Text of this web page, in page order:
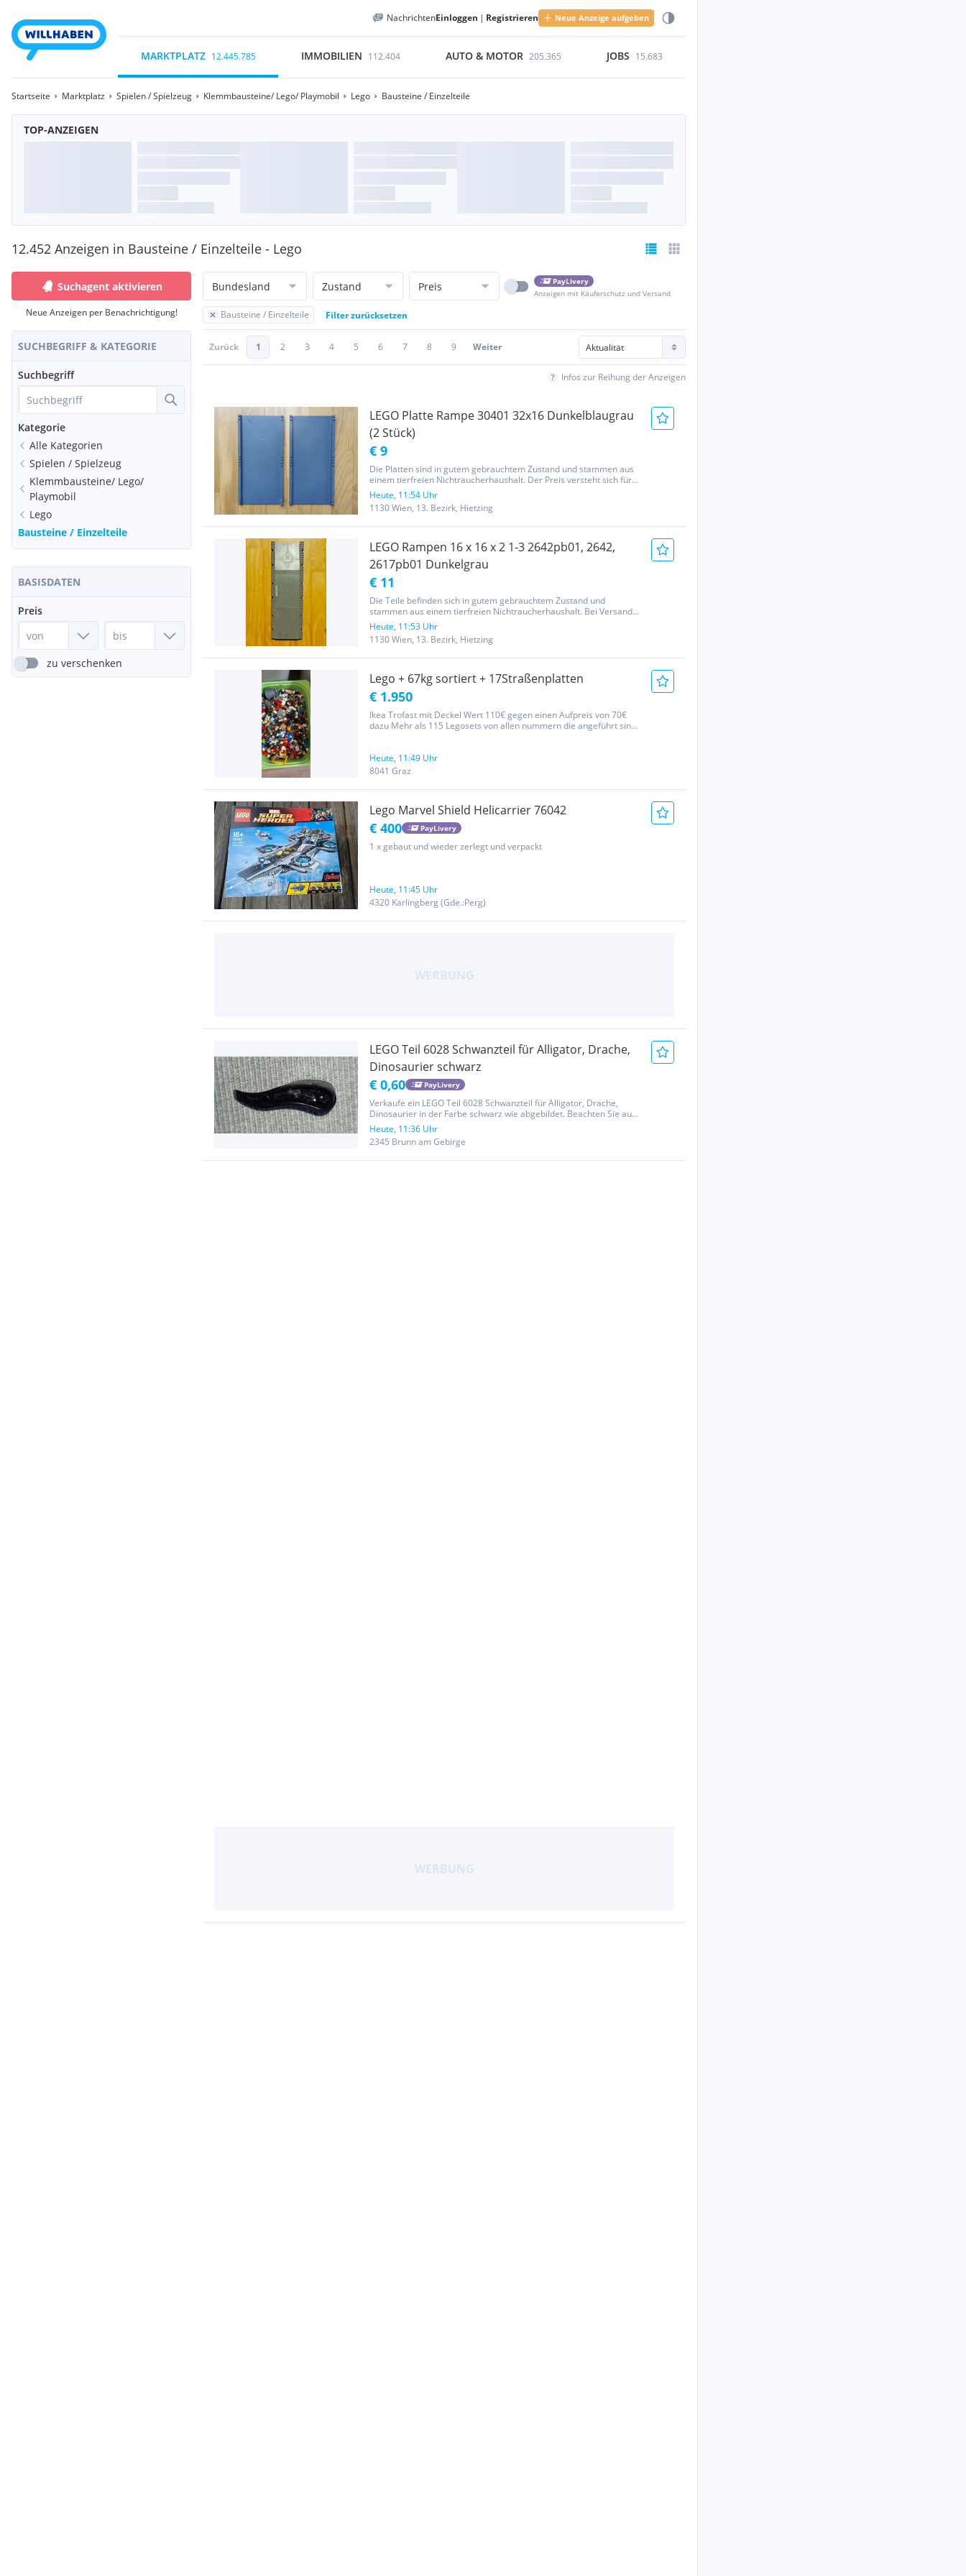
NachrichtenEinloggen | Registrieren Neue Anzeige aufgeben
MARKTPLATZ 12.445.785 IMMOBILIEN 112.404 AUTO & MOTOR 205.365 JOBS 15.683
Startseite Marktplatz Spielen / Spielzeug Klemmbausteine/ Lego/ Playmobil Lego Bausteine / Einzelteile
TOP-ANZEIGEN
12.452 Anzeigen in Bausteine / Einzelteile - Lego
Suchagent aktivieren
Neue Anzeigen per Benachrichtigung!
SUCHBEGRIFF & KATEGORIE
Suchbegriff
Kategorie
Alle Kategorien
Spielen / Spielzeug
Klemmbausteine/ Lego/
Playmobil
Lego
Bausteine / Einzelteile
BASISDATEN
Preis
zu verschenken
Bundesland Zustand Preis
PayLivery
Anzeigen mit Käuferschutz und Versand
Bausteine / Einzelteile Filter zurücksetzen
Zurück 1 2 3 4 5 6 7 8 9 Weiter
Infos zur Reihung der Anzeigen
LEGO Platte Rampe 30401 32x16 Dunkelblaugrau
(2 Stück)
€ 9
Die Platten sind in gutem gebrauchtem Zustand und stammen aus
einem tierfreien Nichtraucherhaushalt. Der Preis versteht sich für
beide Platten zusammen. Bei Versand trägt der Käufer die
Versandkosten. Ich versende nach Vorkasse je nach Größe
innerhalb...
Heute, 11:54 Uhr
1130 Wien, 13. Bezirk, Hietzing
LEGO Rampen 16 x 16 x 2 1-3 2642pb01, 2642,
2617pb01 Dunkelgrau
€ 11
Die Teile befinden sich in gutem gebrauchtem Zustand und
stammen aus einem tierfreien Nichtraucherhaushalt. Bei Versand
trägt der Käufer die Versandkosten. Ich versende nach Vorkasse je
nach Größe innerhalb von 1-2 Werktagen nach Zahlungseingang.
Eine...
Heute, 11:53 Uhr
1130 Wien, 13. Bezirk, Hietzing
Lego + 67kg sortiert + 17Straßenplatten
€ 1.950
Ikea Trofast mit Deckel Wert 110€ gegen einen Aufpreis von 70€
dazu Mehr als 115 Legosets von allen nummern die angeführt sind
Heute, 11:49 Uhr
8041 Graz
Lego Marvel Shield Helicarrier 76042
€ 400 PayLivery
1 x gebaut und wieder zerlegt und verpackt
Heute, 11:45 Uhr
4320 Karlingberg (Gde.:Perg)
LEGO Teil 6028 Schwanzteil für Alligator, Drache,
Dinosaurier schwarz
€ 0,60 PayLivery
Verkaufe ein LEGO Teil 6028 Schwanzteil für Alligator, Drache,
Dinosaurier in der Farbe schwarz wie abgebildet. Beachten Sie auch
meine anderen Angebote. Privatverkauf, daher keine
Gewährleistung und kein Umtausch
Heute, 11:36 Uhr
2345 Brunn am Gebirge